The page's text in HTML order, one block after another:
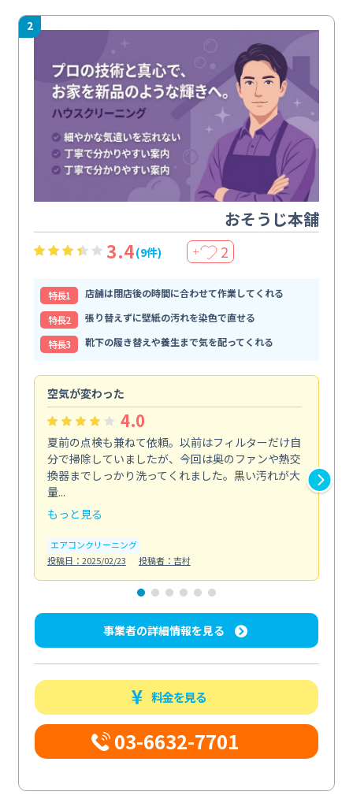
2
おそうじ本舗
3.4(9件) ＋ 2
特⻑1
店舗は閉店後の時間に合わせて作業してくれる
特⻑2
張り替えずに壁紙の汚れを染色で直せる
特⻑3
靴下の履き替えや養生まで気を配ってくれる
空気が変わった
4.0
夏前の点検も兼ねて依頼。以前はフィルターだけ自
分で掃除していましたが、今回は奥のファンや熱交
換器までしっかり洗ってくれました。黒い汚れが大
量...
もっと見る
エアコンクリーニング
投稿日：2025/02/23
投稿者：吉村
事業者の詳細情報を見る
料金を見る
03-6632-7701